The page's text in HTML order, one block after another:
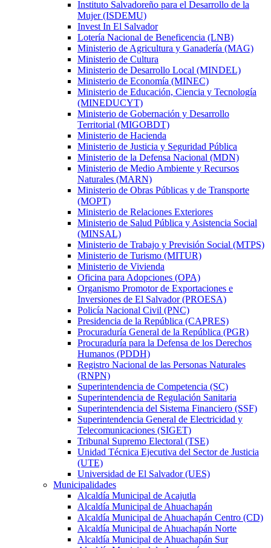
Instituto Salvadoreño para el Desarrollo de la
Mujer (ISDEMU)
Invest In El Salvador
Lotería Nacional de Beneficencia (LNB)
Ministerio de Agricultura y Ganadería (MAG)
Ministerio de Cultura
Ministerio de Desarrollo Local (MINDEL)
Ministerio de Economía (MINEC)
Ministerio de Educación, Ciencia y Tecnología
(MINEDUCYT)
Ministerio de Gobernación y Desarrollo
Territorial (MIGOBDT)
Ministerio de Hacienda
Ministerio de Justicia y Seguridad Pública
Ministerio de la Defensa Nacional (MDN)
Ministerio de Medio Ambiente y Recursos
Naturales (MARN)
Ministerio de Obras Públicas y de Transporte
(MOPT)
Ministerio de Relaciones Exteriores
Ministerio de Salud Pública y Asistencia Social
(MINSAL)
Ministerio de Trabajo y Previsión Social (MTPS)
Ministerio de Turismo (MITUR)
Ministerio de Vivienda
Oficina para Adopciones (OPA)
Organismo Promotor de Exportaciones e
Inversiones de El Salvador (PROESA)
Policía Nacional Civil (PNC)
Presidencia de la República (CAPRES)
Procuraduría General de la República (PGR)
Procuraduría para la Defensa de los Derechos
Humanos (PDDH)
Registro Nacional de las Personas Naturales
(RNPN)
Superintendencia de Competencia (SC)
Superintendencia de Regulación Sanitaria
Superintendencia del Sistema Financiero (SSF)
Superintendencia General de Electricidad y
Telecomunicaciones (SIGET)
Tribunal Supremo Electoral (TSE)
Unidad Técnica Ejecutiva del Sector de Justicia
(UTE)
Universidad de El Salvador (UES)
Municipalidades
Alcaldía Municipal de Acajutla
Alcaldía Municipal de Ahuachapán
Alcaldía Municipal de Ahuachapán Centro (CD)
Alcaldía Municipal de Ahuachapán Norte
Alcaldía Municipal de Ahuachapán Sur